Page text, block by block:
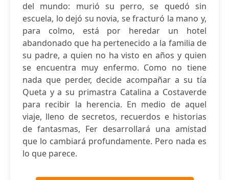
del mundo: murió su perro, se quedó sin
escuela, lo dejó su novia, se fracturó la mano y,
para colmo, está por heredar un hotel
abandonado que ha pertenecido a la familia de
su padre, a quien no ha visto en años y quien
se encuentra muy enfermo. Como no tiene
nada que perder, decide acompañar a su tía
Queta y a su primastra Catalina a Costaverde
para recibir la herencia. En medio de aquel
viaje, lleno de secretos, recuerdos e historias
de fantasmas, Fer desarrollará una amistad
que lo cambiará profundamente. Pero nada es
lo que parece.